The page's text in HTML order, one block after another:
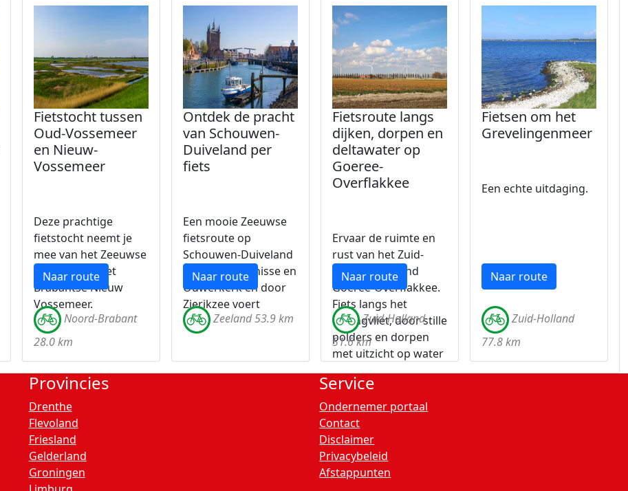
Fietstocht tussen
Oud-Vossemeer
en Nieuw-
Vossemeer
Deze prachtige
fietstocht neemt je
mee van het Zeeuwse
Tholen naar het
Brabantse Nieuw
Vossemeer.
Naar route
Noord-Brabant
28.0 km
Ontdek de pracht
van Schouwen-
Duiveland per
fiets
Een mooie Zeeuwse
fietsroute op
Schouwen-Duiveland
die langs Bruinisse en
Ouwerkerk en door
Zierikzee voert
Naar route
Zeeland 53.9 km
Fietsroute langs
dijken, dorpen en
deltawater op
Goeree-
Overflakkee
Ervaar de ruimte en
rust van het Zuid-
Hollandse eiland
Goeree-Overflakkee.
Fiets langs het
Haringvliet, door stille
polders en dorpen
met uitzicht op water
en land.
Naar route
Zuid-Holland
51.6 km
Fietsen om het
Grevelingenmeer
Een echte uitdaging.
Naar route
Zuid-Holland
77.8 km
Provincies
Drenthe
Flevoland
Friesland
Gelderland
Groningen
Service
Ondernemer portaal
Contact
Disclaimer
Privacybeleid
Afstappunten